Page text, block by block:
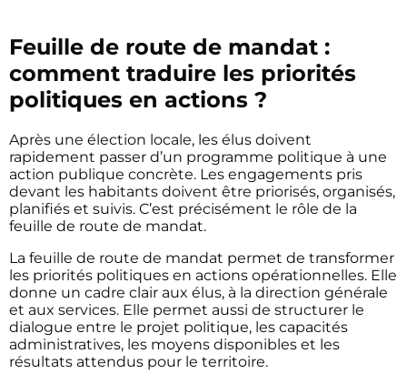
Feuille de route de mandat :
comment traduire les priorités
politiques en actions ?
Après une élection locale, les élus doivent
rapidement passer d’un programme politique à une
action publique concrète. Les engagements pris
devant les habitants doivent être priorisés, organisés,
planifiés et suivis. C’est précisément le rôle de la
feuille de route de mandat.
La feuille de route de mandat permet de transformer
les priorités politiques en actions opérationnelles. Elle
donne un cadre clair aux élus, à la direction générale
et aux services. Elle permet aussi de structurer le
dialogue entre le projet politique, les capacités
administratives, les moyens disponibles et les
résultats attendus pour le territoire.